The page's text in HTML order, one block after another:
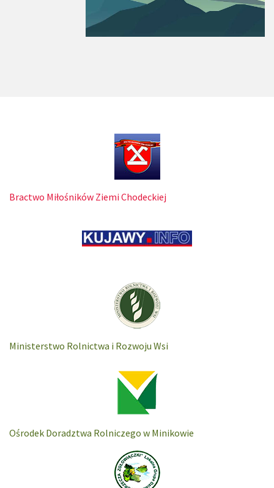
Bractwo Miłośników Ziemi Chodeckiej
Ministerstwo Rolnictwa i Rozwoju Wsi
Ośrodek Doradztwa Rolniczego w Minikowie